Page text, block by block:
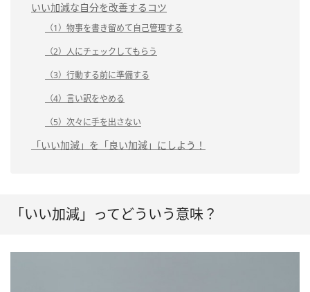
いい加減な自分を改善するコツ
（1）物事を書き留めて自己管理する
（2）人にチェックしてもらう
（3）行動する前に準備する
（4）言い訳をやめる
（5）次々に手を出さない
「いい加減」を「良い加減」にしよう！
「いい加減」ってどういう意味？